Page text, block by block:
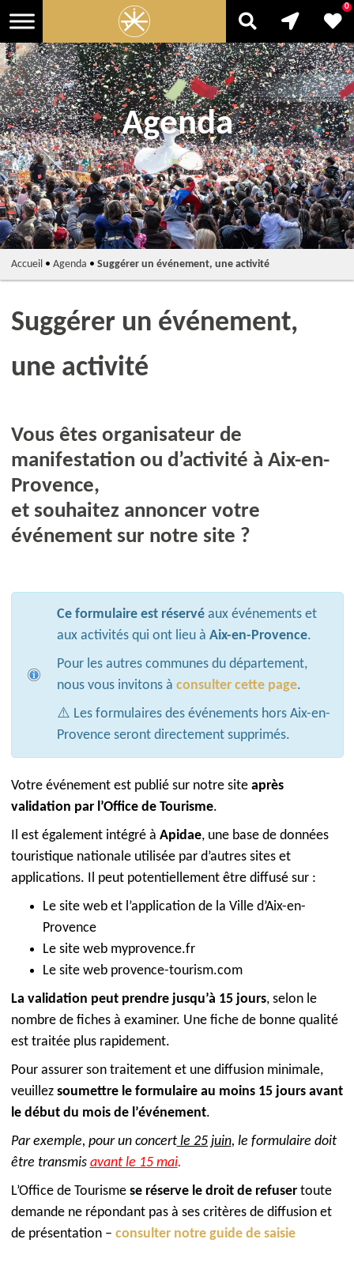
Agenda
0
Accueil• Agenda • Suggérer un événement, une activité
Suggérer un événement,
une activité
Vous êtes organisateur de
manifestation ou d’activité à Aix-en-
Provence,
et souhaitez annoncer votre
événement sur notre site ?
Ce formulaire est réservé aux événements et
aux activités qui ont lieu àAix-en-Provence.
Pour les autres communes du département,
nous vous invitons àconsulter cette page.
⚠️ Les formulaires des événements hors Aix-en-
Provence seront directement supprimés.
Votre événement est publié sur notre site après
validation par l’Office de Tourisme.
Il est également intégré à Apidae, une base de données
touristique nationale utilisée par d’autres sites et
applications. Il peut potentiellement être diffusé sur :
Le site web et l’application de la Ville d’Aix-en-
Provence
Le site web myprovence.fr
Le site web provence-tourism.com
La validation peut prendre jusqu’à 15 jours, selon le
nombre de fiches à examiner. Une fiche de bonne qualité
est traitée plus rapidement.
Pour assurer son traitement et une diffusion minimale,
veuillez soumettre le formulaire au moins 15 jours avant
le début du mois de l’événement.
Par exemple, pour un concertle 25 juin, le formulaire doit
être transmis avant le 15 mai.
L’Office de Tourisme se réserve le droit de refusertoute
demande ne répondant pas à ses critères de diffusion et
de présentation – consulter notre guide de saisie